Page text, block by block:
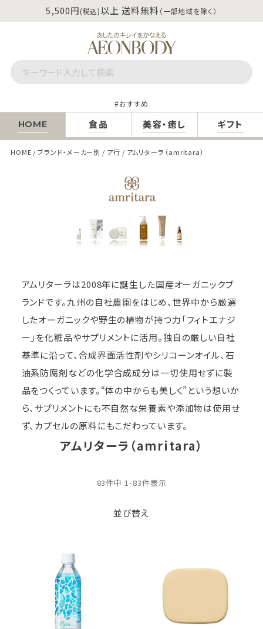
5,500円(税込)以上 送料無料 （一部地域を除く）
おすすめ
HOME 食品 美容・癒し ギフト
HOME ブランド・メーカー別 ア行 アムリターラ（amritara）
アムリターラは2008年に誕生した国産オーガニックブ
ランドです。九州の自社農園をはじめ、世界中から厳選
したオーガニックや野生の植物が持つ力「フィトエナジ
ー」を化粧品やサプリメントに活用。独自の厳しい自社
基準に沿って、合成界面活性剤やシリコーンオイル、石
油系防腐剤などの化学合成成分は一切使用せずに製
品をつくっています。“体の中からも美しく”という想いか
ら、サプリメントにも不自然な栄養素や添加物は使用せ
ず、カプセルの原料にもこだわっています。
アムリターラ（amritara）
並び替え
83件中 1 -83件表示